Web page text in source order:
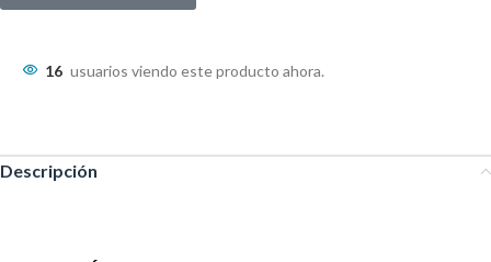
16 usuarios viendo este producto ahora.
Descripción